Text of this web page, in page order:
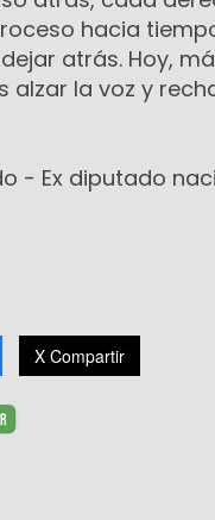
hacia
atrás. Hoy,
alzar la voz y
- Ex diputado
X Compartir